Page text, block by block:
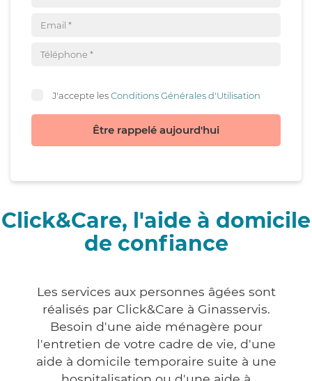
J'accepte lesConditions Générales d'Utilisation
Être rappelé aujourd'hui
Click&Care, l'aide à domicile
de confiance
Les services aux personnes âgées sont
réalisés par Click&Care à Ginasservis.
Besoin d'une aide ménagère pour
l'entretien de votre cadre de vie, d'une
aide à domicile temporaire suite à une